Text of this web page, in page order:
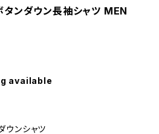
ンダウン長袖シャツ MEN
available
ウンシャツ